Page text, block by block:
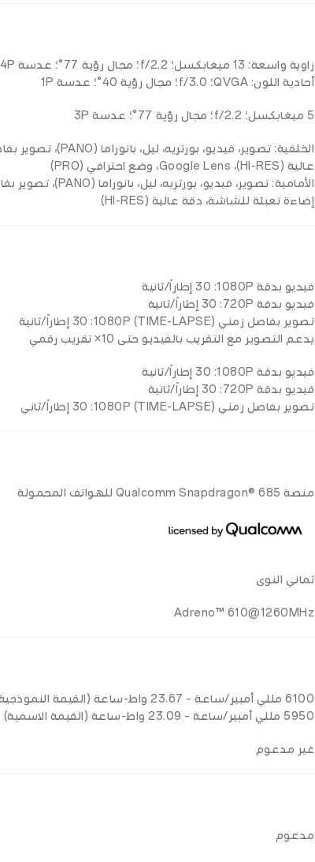
زاوية واسعة: 13 ميغابكسل؛ f/2.2؛ مجال رؤية 77°؛ عدسة 4P؛ دعم التركيز التلقائي AF
أحادية اللون: QVGA؛ f/3.0؛ مجال رؤية 40°؛ عدسة 1P
5 ميغابكسل؛ f/2.2؛ مجال رؤية 77°؛ عدسة 3P
عالية (HI-RES)، Google Lens، وضع احترافي (PRO)
إضاءة تعبئة للشاشة، دقة عالية (HI-RES)
فيديو بدقة 1080P: ‏30 إطاراً/ثانية
فيديو بدقة 720P: ‏30 إطاراً/ثانية
تصوير بفاصل زمني 1080P (TIME-LAPSE): ‏30 إطاراً/ثانية
يدعم التصوير مع التقريب بالفيديو حتى 10× تقريب رقمي
فيديو بدقة 1080P: ‏30 إطاراً/ثانية
فيديو بدقة 720P: ‏30 إطاراً/ثانية
تصوير بفاصل زمني 1080P (TIME-LAPSE): ‏30 إطاراً/ثاني
منصة Qualcomm Snapdragon® 685 للهواتف المحمولة
ثماني النوى
Adreno™ 610@1260MHz
6100 مللي أمبير/ساعة – 23.67 واط-ساعة (القيمة النموذجية)
5950 مللي أمبير/ساعة – 23.09 واط-ساعة (القيمة الاسمية)
غير مدعوم
مدعوم